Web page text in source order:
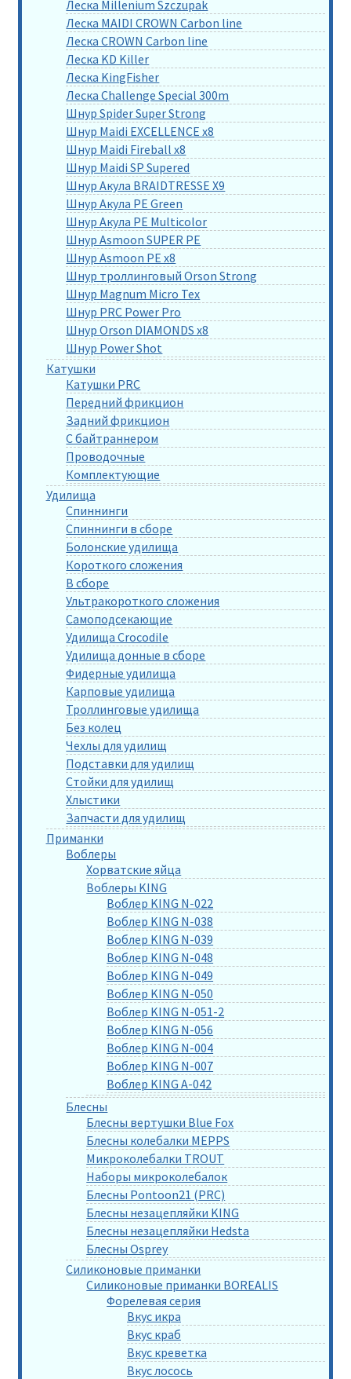
Леска Millenium Szczupak
Леска MAIDI CROWN Carbon line
Леска CROWN Carbon line
Леска KD Killer
Леска KingFisher
Леска Challenge Special 300m
Шнур Spider Super Strong
Шнур Maidi EXCELLENCE x8
Шнур Maidi Fireball x8
Шнур Maidi SP Supered
Шнур Акула BRAIDTRESSE X9
Шнур Акула PE Green
Шнур Акула PE Multicolor
Шнур Asmoon SUPER PE
Шнур Asmoon PE x8
Шнур троллинговый Orson Strong
Шнур Magnum Micro Tex
Шнур PRC Power Pro
Шнур Orson DIAMONDS x8
Шнур Power Shot
Катушки
Катушки PRC
Передний фрикцион
Задний фрикцион
С байтраннером
Проводочные
Комплектующие
Удилища
Спиннинги
Спиннинги в сборе
Болонские удилища
Короткого сложения
В сборе
Ультракороткого сложения
Самоподсекающие
Удилища Crocodile
Удилища донные в сборе
Фидерные удилища
Карповые удилища
Троллинговые удилища
Без колец
Чехлы для удилищ
Подставки для удилищ
Стойки для удилищ
Хлыстики
Запчасти для удилищ
Приманки
Воблеры
Хорватские яйца
Воблеры KING
Воблер KING N-022
Воблер KING N-038
Воблер KING N-039
Воблер KING N-048
Воблер KING N-049
Воблер KING N-050
Воблер KING N-051-2
Воблер KING N-056
Воблер KING N-004
Воблер KING N-007
Воблер KING A-042
Блесны
Блесны вертушки Blue Fox
Блесны колебалки MEPPS
Микроколебалки TROUT
Наборы микроколебалок
Блесны Pontoon21 (PRC)
Блесны незацепляйки KING
Блесны незацепляйки Hedsta
Блесны Osprey
Силиконовые приманки
Силиконовые приманки BOREALIS
Форелевая серия
Вкус икра
Вкус краб
Вкус креветка
Вкус лосось